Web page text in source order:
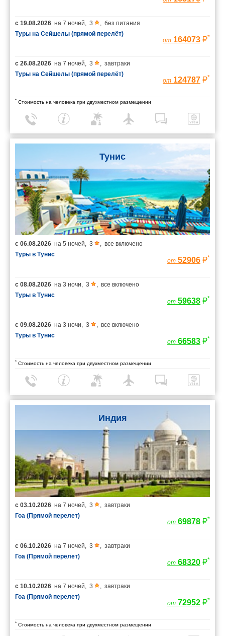
с 19.08.2026 на 7 ночей 3
без питания
Туры на Сейшелы (прямой перелёт)
от 164073 *
с 26.08.2026 на 7 ночей 3
завтраки
Туры на Сейшелы (прямой перелёт)
от 124787 *
* Стоимость на человека при двухместном размещении
Тунис
с 06.08.2026 на 5 ночей, 3 , все включено
Туры в Тунис
от 52906 *
с 08.08.2026 на 3 ночи, 3 , все включено
Туры в Тунис
от 59638 *
с 09.08.2026 на 3 ночи, 3 , все включено
Туры в Тунис
от 66583 *
* Стоимость на человека при двухместном размещении
Индия
с 03.10.2026 на 7 ночей, 3 , завтраки
Гоа (Прямой перелет)
от 69878 *
с 06.10.2026 на 7 ночей, 3 , завтраки
Гоа (Прямой перелет)
от 68320 *
с 10.10.2026 на 7 ночей, 3 , завтраки
Гоа (Прямой перелет)
от 72952 *
* Стоимость на человека при двухместном размещении